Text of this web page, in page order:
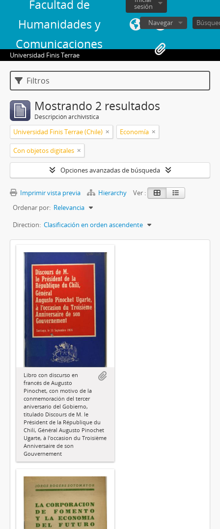
Facultad de
Humanidades y
Comunicaciones
sesión
Navegar
Universidad Finis Terrae
Filtros
Mostrando 2 resultados
Descripción archivística
Universidad Finis Terrae (Chile) Economía
Con objetos digitales
Opciones avanzadas de búsqueda
Imprimir vista previa Hierarchy
Ver :
Ordenar por: Relevancia
Direction: Clasificación en orden ascendente
Libro con discurso en
francés de Augusto
Pinochet, con motivo de la
conmemoración del tercer
aniversario del Gobierno,
titulado Discours de M. le
Président de la République du
Chilí, Général Augusto Pinochet
Ugarte, à l'occasion du Troisième
Anniversaire de son
Gouvernement